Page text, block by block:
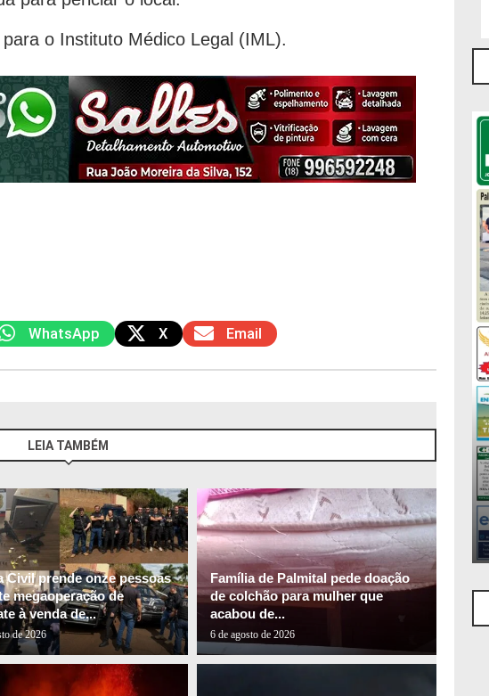
o Instituto Médico Legal (IML).
WhatsApp X Email
LEIA TAMBÉM
Civil prende onze pessoas
megaoperação de
à venda de...
de 2026
Família de Palmital pede doação
de colchão para mulher que
acabou de...
6 de agosto de 2026